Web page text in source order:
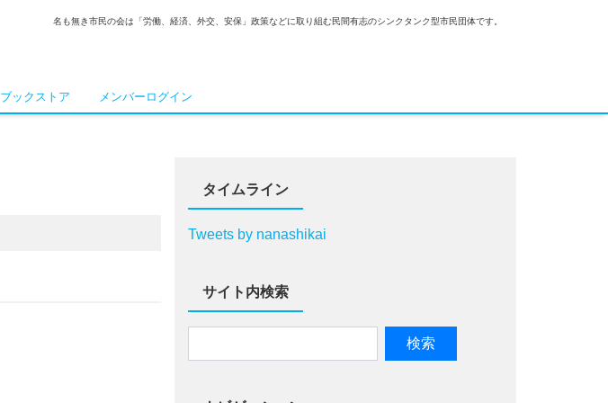
名も無き市民の会は「労働、経済、外交、安保」政策などに取り組む民間有志のシンクタンク型市民団体です。
ブックストア メンバーログイン
タイムライン
Tweets by nanashikai
サイト内検索